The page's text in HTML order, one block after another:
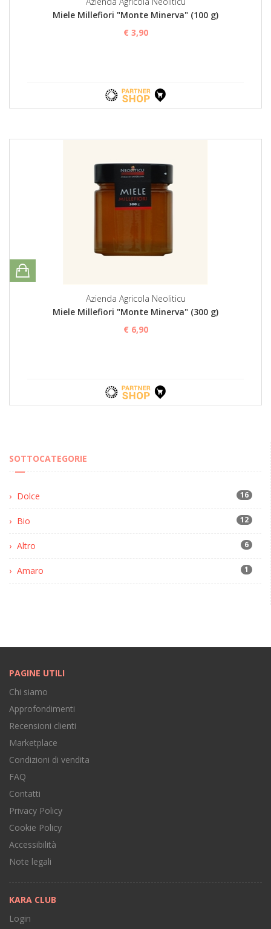
Miele Millefiori "Monte Minerva" (100 g)
€ 3,90
Azienda Agricola Neoliticu
Miele Millefiori "Monte Minerva" (300 g)
€ 6,90
SOTTOCATEGORIE
Dolce 16
Bio 12
Altro 6
Amaro 1
PAGINE UTILI
Chi siamo
Approfondimenti
Recensioni clienti
Marketplace
Condizioni di vendita
FAQ
Contatti
Privacy Policy
Cookie Policy
Accessibilità
Note legali
KARA CLUB
Login